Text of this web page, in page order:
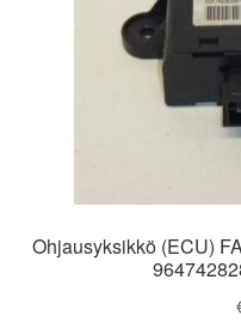
Ohjausyksikkö (ECU)